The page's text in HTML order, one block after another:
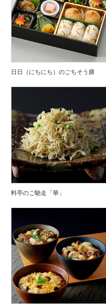
日日（にちにち）のごちそう膳
料亭のご馳走「華」